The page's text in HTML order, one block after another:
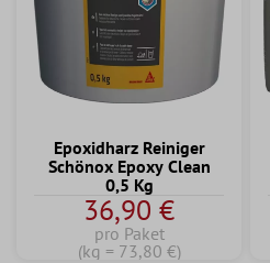
Epoxidharz Reiniger
Schönox Epoxy Clean
0,5 Kg
36,90 €
pro Paket
(kg = 73,80 €)